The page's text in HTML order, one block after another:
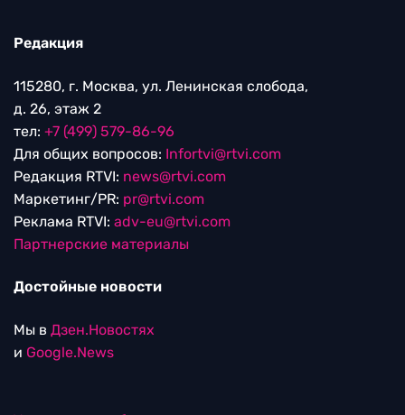
Редакция
115280, г. Москва, ул. Ленинская слобода,
д. 26, этаж 2
тел: +7 (499) 579-86-96
Для общих вопросов: Infortvi@rtvi.com
Редакция RTVI: news@rtvi.com
Маркетинг/PR: pr@rtvi.com
Реклама RTVI: adv-eu@rtvi.com
Партнерские материалы
Достойные новости
Мы в Дзен.Новостях
и Google.News